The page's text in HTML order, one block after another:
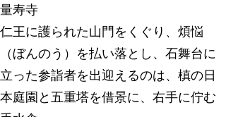
量寿寺
仁王に護られた山門をくぐり、煩悩
（ぼんのう）を払い落とし、石舞台に
立った参詣者を出迎えるのは、槙の日
本庭園と五重塔を借景に、右手に佇む